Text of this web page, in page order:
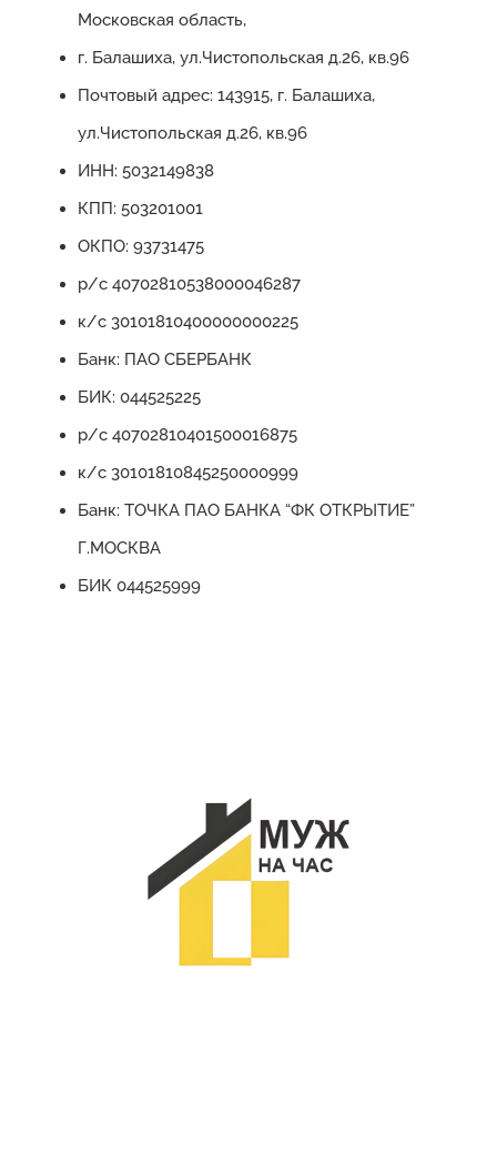
Московская область,
г. Балашиха, ул.Чистопольская д.26, кв.96
Почтовый адрес: 143915, г. Балашиха,
ул.Чистопольская д.26, кв.96
ИНН: 5032149838
КПП: 503201001
ОКПО: 93731475
р/с 40702810538000046287
к/с 30101810400000000225
Банк: ПАО СБЕРБАНК
БИК: 044525225
р/с 40702810401500016875
к/с 30101810845250000999
Банк: ТОЧКА ПАО БАНКА “ФК ОТКРЫТИЕ”
Г.МОСКВА
БИК 044525999